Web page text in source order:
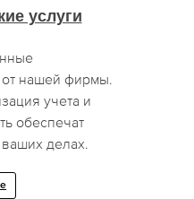
услуги
от нашей фирмы.
учета и
обеспечат
делах.